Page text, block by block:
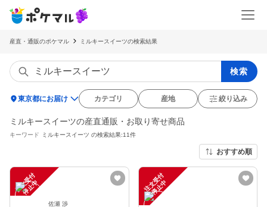
産直・通販のポケマル ミルキースイーツの検索結果
検索
location_on東京都にお届け カテゴリ 産地 絞り込み
ミルキースイーツの産直通販・お取り寄せ商品
キーワード ミルキースイーツ の検索結果:11件
おすすめ順
注
文
受
付
停
止
中
佐瀬 渉
注
文
受
付
停
止
中